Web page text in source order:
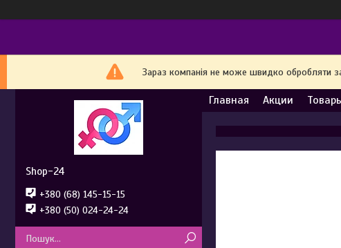
Зараз компанія не може швидко обробляти
Главная Акции
Shop-24
+380 (68) 145-15-15
+380 (50) 024-24-24